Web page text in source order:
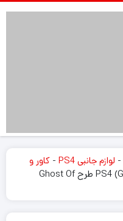
- لوازم جانبی PS4 - کاور و
برچسب کنسول PS4 (GO) طرح Ghost Of